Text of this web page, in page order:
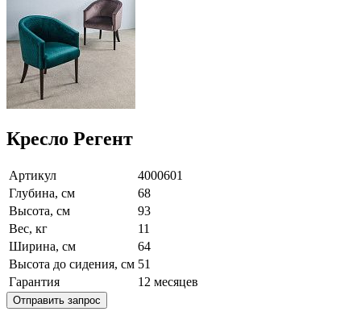
Кресло Регент
Артикул
4000601
Глубина, см
68
Высота, см
93
Вес, кг
11
Ширина, см
64
Высота до сидения, см 51
Гарантия
12 месяцев
Отправить запрос